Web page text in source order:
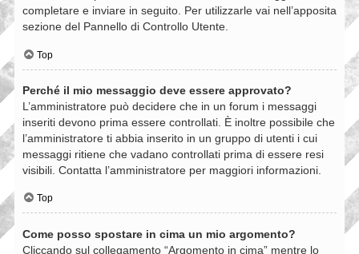
completare e inviare in seguito. Per utilizzarle vai nell’apposita
sezione del Pannello di Controllo Utente.
Top
Perché il mio messaggio deve essere approvato?
L’amministratore può decidere che in un forum i messaggi
inseriti devono prima essere controllati. È inoltre possibile che
l’amministratore ti abbia inserito in un gruppo di utenti i cui
messaggi ritiene che vadano controllati prima di essere resi
visibili. Contatta l’amministratore per maggiori informazioni.
Top
Come posso spostare in cima un mio argomento?
Cliccando sul collegamento “Argomento in cima” mentre lo